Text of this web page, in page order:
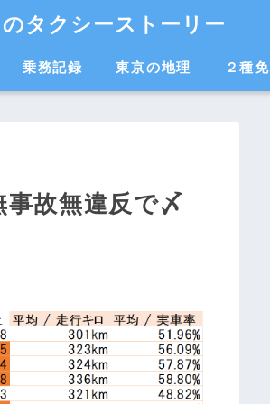
タクシーストーリー
乗務記録 東京の地理 ２種
故無違反で〆